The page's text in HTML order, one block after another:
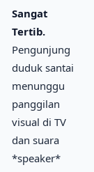
Sangat
Tertib.
Pengunjung
duduk santai
menunggu
panggilan
visual di TV
dan suara
*speaker*